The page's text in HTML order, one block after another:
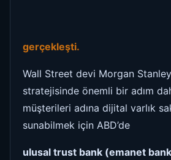
gerçekleşti.
Wall Street devi Morgan
stratejisinde önemli bir adım
müşterileri adına dijital varlık
sunabilmek için ABD’de
ulusal trust bank (emanet